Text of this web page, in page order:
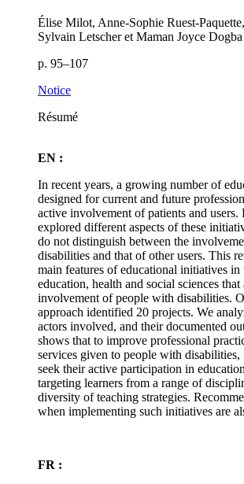
Élise Milot, Anne-Sophie Ruest-
Sylvain Letscher et Maman Joyce Dogba
p. 95–107
Notice
Résumé
EN :
In recent years, a growing number of
designed for current and future
active involvement of patients and users.
explored different aspects of these
do not distinguish between the
disabilities and that of other users. This
main features of educational initiatives
education, health and social sciences
involvement of people with disabilities.
approach identified 20 projects. We
actors involved, and their documented
shows that to improve professional
services given to people with
seek their active participation in
targeting learners from a range of
diversity of teaching strategies.
when implementing such initiatives are
FR :